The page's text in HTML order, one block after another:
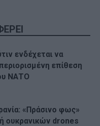
ενδέχεται να
επίθεση
ΝΑΤΟ
«Πράσινο φως»
ουκρανικών drones